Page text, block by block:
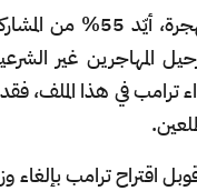
وفيما يتعلق بالهجرة،
المهاجرين غير
ترامب في هذا الملف،
اقتراح ترامب بإلغاء